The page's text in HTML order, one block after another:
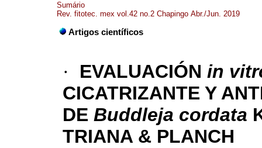
Sumário
Rev. fitotec. mex vol.42 no.2 Chapingo Abr./Jun. 2019
Artigos científicos
· EVALUACIÓN in
CICATRIZANTE Y
DE Buddleja cordata
TRIANA & PLANCH